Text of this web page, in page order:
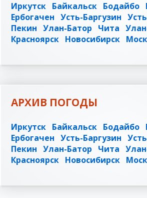
Иркутск Байкальск Бодайбо
Ербогачен Усть-Баргузин
Пекин Улан-Батор Чита
Красноярск Новосибирск
АРХИВ ПОГОДЫ
Иркутск Байкальск Бодайбо
Ербогачен Усть-Баргузин
Пекин Улан-Батор Чита
Красноярск Новосибирск